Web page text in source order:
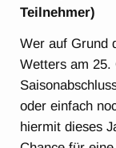
Teilnehmer)
Wer auf Grund
Wetters am 25.
oder einfach
hiermit dieses